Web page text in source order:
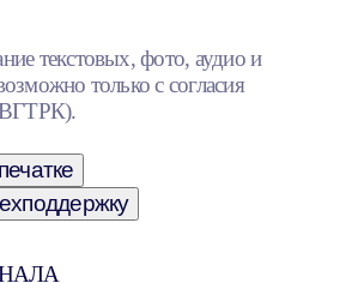
текстовых, фото, аудио и
только с согласия